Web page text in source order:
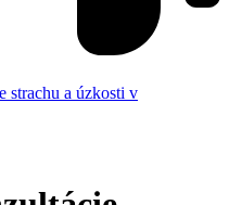
strachu a úzkosti v